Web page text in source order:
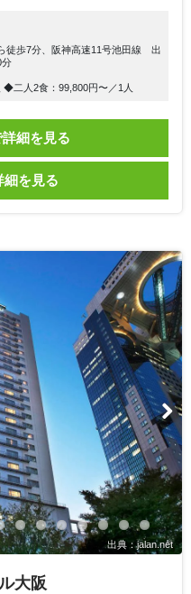
徒歩7分、阪神高速11号池田線 出
分
二人2食：99,800円〜／1人
細を見る
を見る
出典：jalan.net
大阪